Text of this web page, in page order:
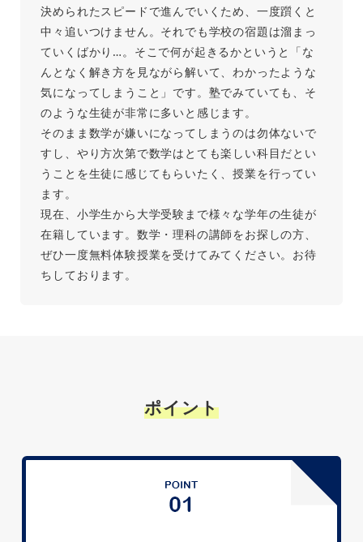
決められたスピードで進んでいくため、一度躓くと
中々追いつけません。それでも学校の宿題は溜まっ
ていくばかり…。そこで何が起きるかというと「な
んとなく解き方を見ながら解いて、わかったような
気になってしまうこと」です。塾でみていても、そ
のような生徒が非常に多いと感じます。
そのまま数学が嫌いになってしまうのは勿体ないで
すし、やり方次第で数学はとても楽しい科目だとい
うことを生徒に感じてもらいたく、授業を行ってい
ます。
現在、小学生から大学受験まで様々な学年の生徒が
在籍しています。数学・理科の講師をお探しの方、
ぜひ一度無料体験授業を受けてみてください。お待
ちしております。
ポイント